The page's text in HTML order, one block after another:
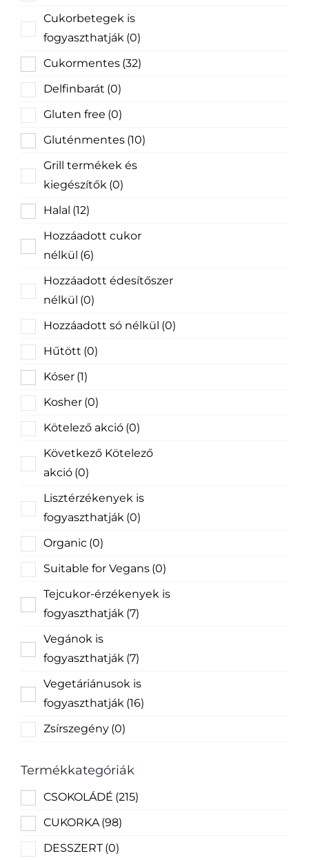
Cukorbetegek is
fogyaszthatják (0)
Cukormentes (32)
Delfinbarát (0)
Gluten free (0)
Gluténmentes (10)
Grill termékek és
kiegészítők (0)
Halal (12)
Hozzáadott cukor
nélkül (6)
Hozzáadott édesítőszer
nélkül (0)
Hozzáadott só nélkül (0)
Hűtött (0)
Kóser (1)
Kosher (0)
Kötelező akció (0)
Következő Kötelező
akció (0)
Lisztérzékenyek is
fogyaszthatják (0)
Organic (0)
Suitable for Vegans (0)
Tejcukor-érzékenyek is
fogyaszthatják (7)
Vegánok is
fogyaszthatják (7)
Vegetáriánusok is
fogyaszthatják (16)
Zsírszegény (0)
Termékkategóriák
CSOKOLÁDÉ (215)
CUKORKA (98)
DESSZERT (0)